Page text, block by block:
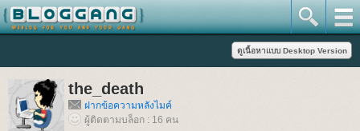
the_death
ฝากข้อความหลังไมค์
ผู้ติดตามบล็อก : 16 คน